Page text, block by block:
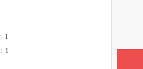
1
1